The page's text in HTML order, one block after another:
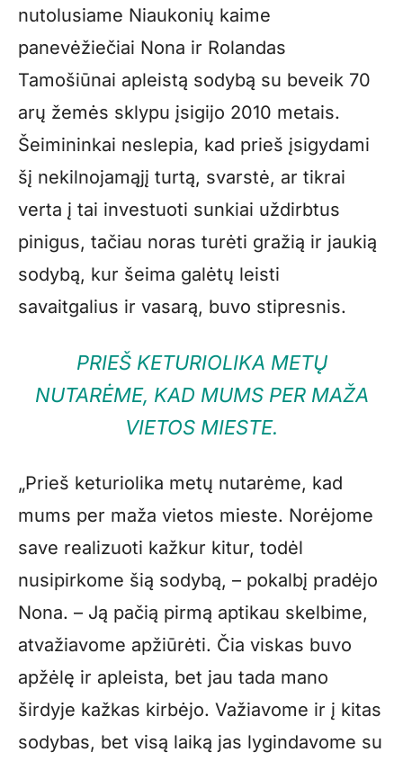
nutolusiame Niaukonių kaime
panevėžiečiai Nona ir Rolandas
Tamošiūnai apleistą sodybą su beveik 70
arų žemės sklypu įsigijo 2010 metais.
Šeimininkai neslepia, kad prieš įsigydami
šį nekilnojamąjį turtą, svarstė, ar tikrai
verta į tai investuoti sunkiai uždirbtus
pinigus, tačiau noras turėti gražią ir jaukią
sodybą, kur šeima galėtų leisti
savaitgalius ir vasarą, buvo stipresnis.
PRIEŠ KETURIOLIKA METŲ
NUTARĖME, KAD MUMS PER MAŽA
VIETOS MIESTE.
„Prieš keturiolika metų nutarėme, kad
mums per maža vietos mieste. Norėjome
save realizuoti kažkur kitur, todėl
nusipirkome šią sodybą, – pokalbį pradėjo
Nona. – Ją pačią pirmą aptikau skelbime,
atvažiavome apžiūrėti. Čia viskas buvo
apžėlę ir apleista, bet jau tada mano
širdyje kažkas kirbėjo. Važiavome ir į kitas
sodybas, bet visą laiką jas lygindavome su